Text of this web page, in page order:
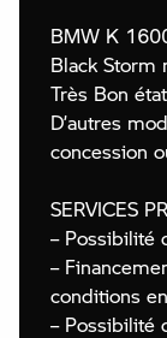
BMW K
Black Storm
Très Bon état
D’autres
concession
SERVICES
– Possibilité
–
conditions
– Possibilité